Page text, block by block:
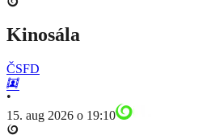
Kinosála
ČSFD
•
15. aug 2026 o 19:10